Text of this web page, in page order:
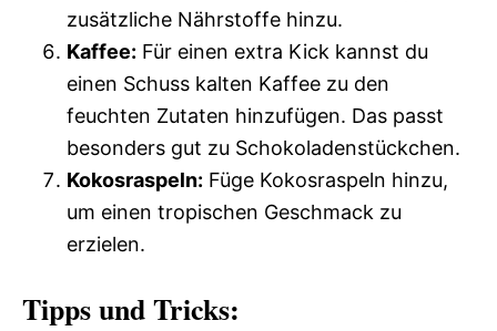
zusätzliche Nährstoffe hinzu.
Kaffee: Für einen extra Kick kannst du
einen Schuss kalten Kaffee zu den
feuchten Zutaten hinzufügen. Das passt
besonders gut zu Schokoladenstückchen.
Kokosraspeln: Füge Kokosraspeln hinzu,
um einen tropischen Geschmack zu
erzielen.
Tipps und Tricks: